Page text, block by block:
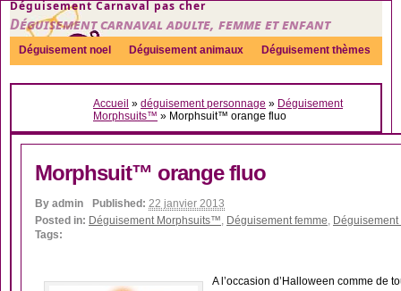
Déguisement Carnaval pas cher
Déguisement carnaval adulte, femme et enfant
Déguisement noel Déguisement animaux Déguisement thèmes
Sexy Déguisement couple Déguisements par genre Idées
Accueil » déguisement personnage » Déguisement
Morphsuits™ » Morphsuit™ orange fluo
Morphsuit™ orange fluo
By admin Published: 22 janvier 2013
Posted in: Déguisement Morphsuits™, Déguisement femme,
Tags:
A l’occasion d’Halloween comme de